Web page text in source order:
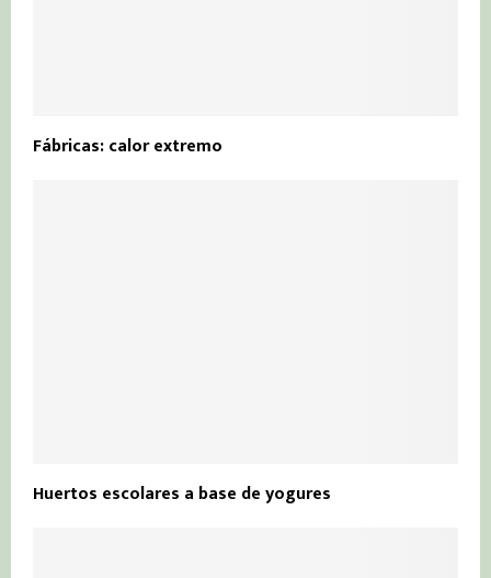
Fábricas: calor extremo
Huertos escolares a base de yogures